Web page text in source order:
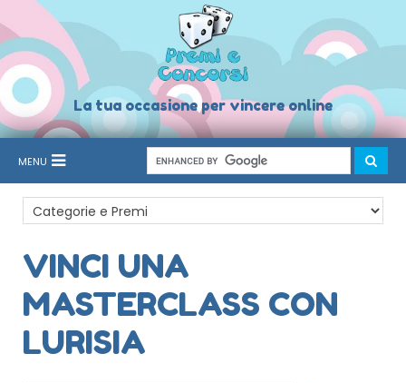
La tua occasione per vincere online
MENU
VINCI UNA
MASTERCLASS CON
LURISIA